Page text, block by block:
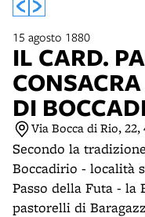
15 agosto 1880
IL CARD.
DI
Via Bocca di Rio, 22,
Secondo la
Boccadirio - località
Passo della Futa - la
pastorelli di